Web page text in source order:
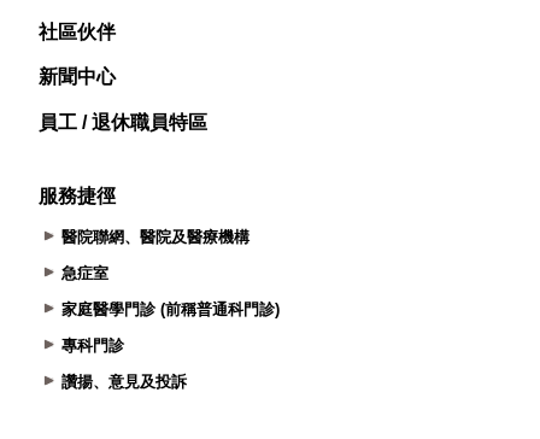
社區伙伴
新聞中心
員工 / 退休職員特區
服務捷徑
醫院聯網、醫院及醫療機構
急症室
家庭醫學門診 (前稱普通科門診)
專科門診
讚揚、意見及投訴